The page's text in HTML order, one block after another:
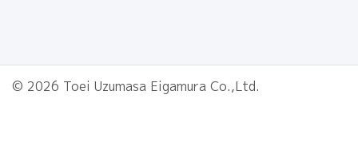
© 2026 Toei Uzumasa Eigamura Co.,Ltd.